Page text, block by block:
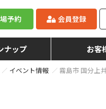
予約 会員登録
ナップ お客
イベント情報 霧島市 国分上